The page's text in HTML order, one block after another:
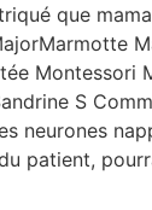
que
Montessori
S
neurones
patient,